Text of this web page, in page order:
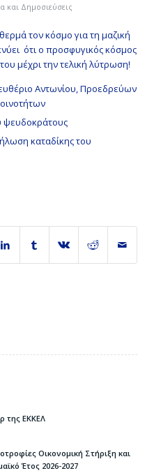
και Δημοσιεύσεις
τον κόσμο για τη μαζική
ότι ο προσφυγικός κόσμος
μέχρι την τελική λύτρωση!
Αντωνίου, Προεδρεύων
ψευδοκράτους
καταδίκης του
της ΕΚΚΕΛ
Οικονομική Στήριξη και
Έτος 2026-2027